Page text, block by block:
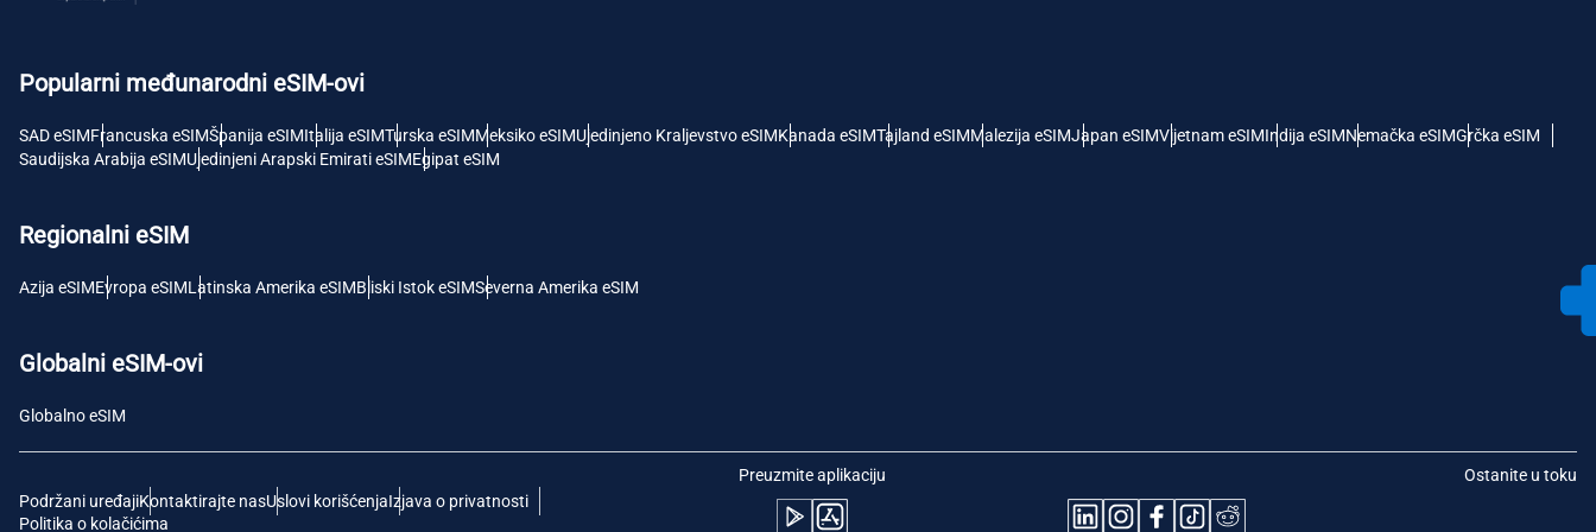
Popularni međunarodni eSIM-ovi
SAD eSIMFrancuska eSIMŠpanija eSIMItalija eSIMTurska eSIMMeksiko eSIMUjedinjeno Kraljevstvo eSIMKanada eSIMTajland eSIMMalezija eSIMJapan eSIMVijetnam eSIMIndija eSIMNemačka eSIMGrčka eSIM
Saudijska Arabija eSIMUjedinjeni Arapski Emirati eSIMEgipat eSIM
Regionalni eSIM
Azija eSIMEvropa eSIMLatinska Amerika eSIMBliski Istok eSIMSeverna Amerika eSIM
Globalni eSIM-ovi
Globalno eSIM
Podržani uređajiKontaktirajte nasUslovi korišćenjaIzjava o privatnosti
Politika o kolačićima
Preuzmite aplikaciju Ostanite u toku
Polski Português
THB - Tajlandski Bat